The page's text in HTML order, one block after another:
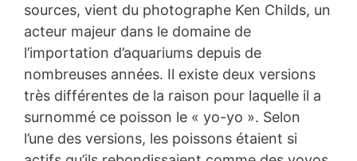
sources, vient du photographe Ken Childs, un
acteur majeur dans le domaine de
l’importation d’aquariums depuis de
nombreuses années. Il existe deux versions
très différentes de la raison pour laquelle il a
surnommé ce poisson le « yo-yo ». Selon
l’une des versions, les poissons étaient si